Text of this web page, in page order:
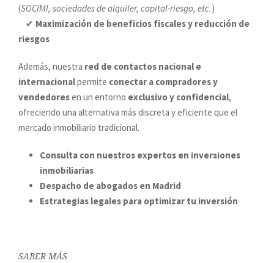
(SOCIMI, sociedades de alquiler, capital-riesgo, etc.)
✔ Maximización de beneficios fiscales y reducción de
riesgos
Además, nuestra red de contactos nacional e
internacionalpermite conectar a compradores y
vendedoresen un entorno exclusivo y confidencial,
ofreciendo una alternativa más discreta y eficiente que el
mercado inmobiliario tradicional.
Consulta con nuestros expertos en inversiones
inmobiliarias
Despacho de abogados en Madrid
Estrategias legales para optimizar tu inversión
SABER MÁS